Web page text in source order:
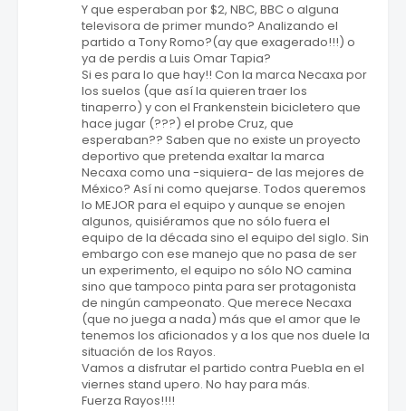
Y que esperaban por $2, NBC, BBC o alguna
televisora de primer mundo? Analizando el
partido a Tony Romo?(ay que exagerado!!!) o
ya de perdis a Luis Omar Tapia?
Si es para lo que hay!! Con la marca Necaxa por
los suelos (que así la quieren traer los
tinaperro) y con el Frankenstein bicicletero que
hace jugar (???) el probe Cruz, que
esperaban?? Saben que no existe un proyecto
deportivo que pretenda exaltar la marca
Necaxa como una -siquiera- de las mejores de
México? Así ni como quejarse. Todos queremos
lo MEJOR para el equipo y aunque se enojen
algunos, quisiéramos que no sólo fuera el
equipo de la década sino el equipo del siglo. Sin
embargo con ese manejo que no pasa de ser
un experimento, el equipo no sólo NO camina
sino que tampoco pinta para ser protagonista
de ningún campeonato. Que merece Necaxa
(que no juega a nada) más que el amor que le
tenemos los aficionados y a los que nos duele la
situación de los Rayos.
Vamos a disfrutar el partido contra Puebla en el
viernes stand upero. No hay para más.
Fuerza Rayos!!!!